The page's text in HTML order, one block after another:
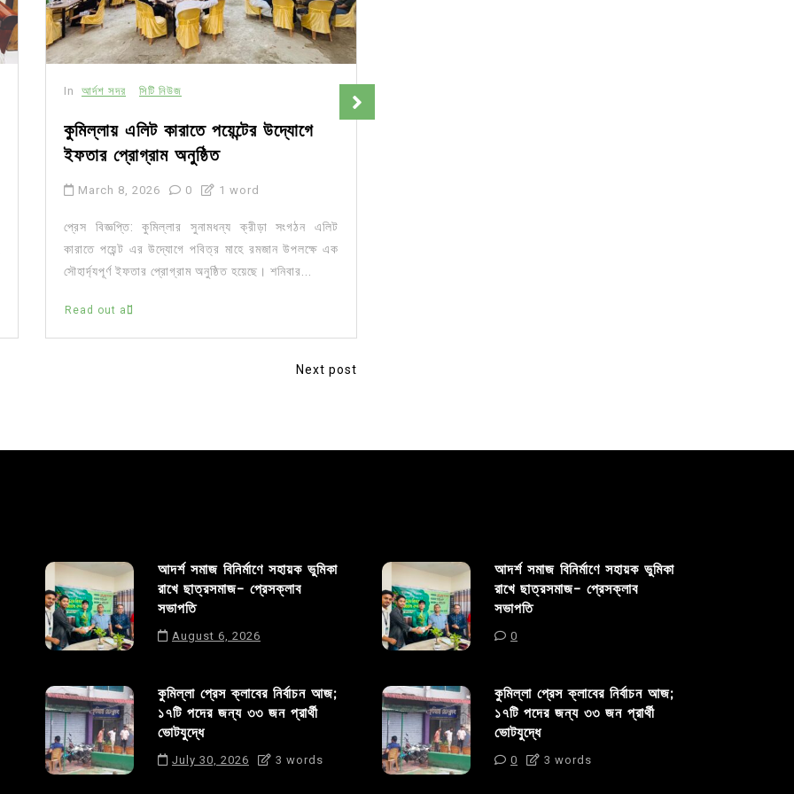
In আর্দশ সদর সিটি নিউজ
কুমিল্লায় এলিট কারাতে পয়েন্টের উদ্যোগে
ইফতার প্রোগ্রাম অনুষ্ঠিত
March 8, 2026 0 1 word
প্রেস বিজ্ঞপ্তি: কুমিল্লার সুনামধন্য ক্রীড়া সংগঠন এলিট
কারাতে পয়েন্ট এর উদ্যোগে পবিত্র মাহে রমজান উপলক্ষে এক
সৌহার্দ্যপূর্ণ ইফতার প্রোগ্রাম অনুষ্ঠিত হয়েছে। শনিবার...
Read out all
Next post
আদর্শ সমাজ বিনির্মাণে সহায়ক ভুমিকা
রাখে ছাত্রসমাজ- প্রেসক্লাব
সভাপতি
August 6, 2026
কুমিল্লা প্রেস ক্লাবের নির্বাচন আজ;
১৭টি পদের জন্য ৩৩ জন প্রার্থী
ভোটযুদ্ধে
July 30, 2026 3 words
আদর্শ সমাজ বিনির্মাণে সহায়ক ভুমিকা
রাখে ছাত্রসমাজ- প্রেসক্লাব
সভাপতি
0
কুমিল্লা প্রেস ক্লাবের নির্বাচন আজ;
১৭টি পদের জন্য ৩৩ জন প্রার্থী
ভোটযুদ্ধে
0 3 words